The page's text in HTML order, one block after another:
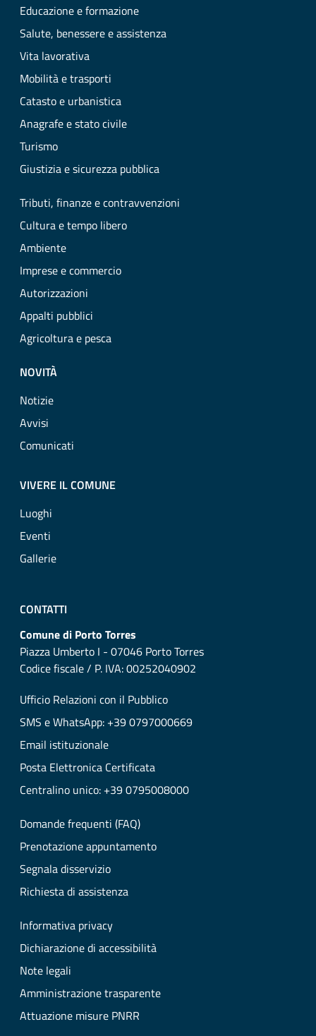
Educazione e formazione
Salute, benessere e assistenza
Vita lavorativa
Mobilità e trasporti
Catasto e urbanistica
Anagrafe e stato civile
Turismo
Giustizia e sicurezza pubblica
Tributi, finanze e contravvenzioni
Cultura e tempo libero
Ambiente
Imprese e commercio
Autorizzazioni
Appalti pubblici
Agricoltura e pesca
NOVITÀ
Notizie
Avvisi
Comunicati
VIVERE IL COMUNE
Luoghi
Eventi
Gallerie
CONTATTI
Comune di Porto Torres
Piazza Umberto I - 07046 Porto Torres
Codice fiscale / P. IVA: 00252040902
Ufficio Relazioni con il Pubblico
SMS e WhatsApp: +39 0797000669
Email istituzionale
Posta Elettronica Certificata
Centralino unico: +39 0795008000
Domande frequenti (FAQ)
Prenotazione appuntamento
Segnala disservizio
Richiesta di assistenza
Informativa privacy
Dichiarazione di accessibilità
Note legali
Amministrazione trasparente
Attuazione misure PNRR